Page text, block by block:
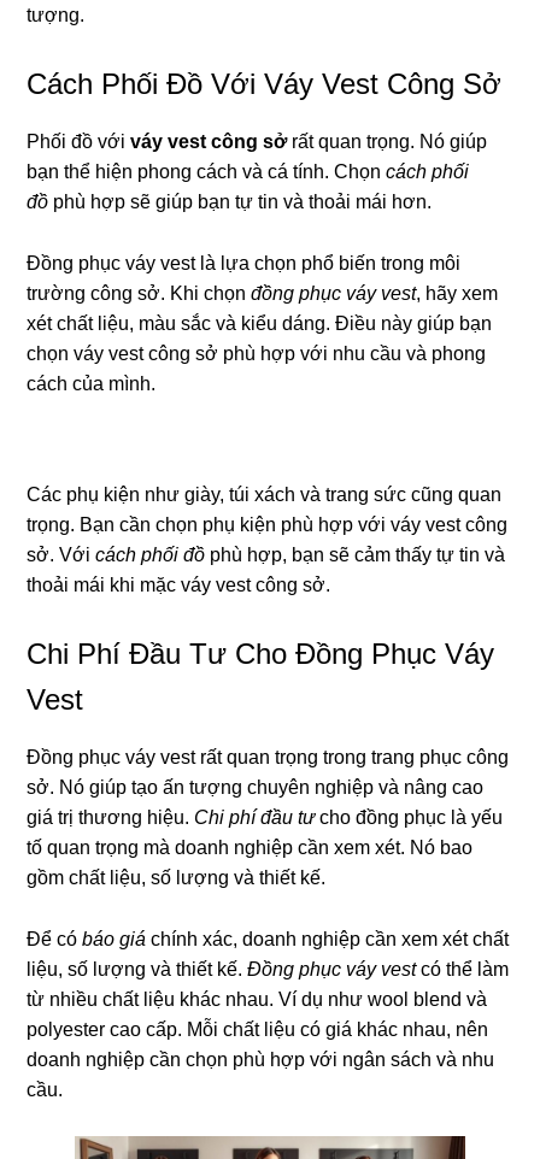
tượng.
Cách Phối Đồ Với Váy Vest Công Sở
Phối đồ vớiváy vest công sởrất quan trọng. Nó giúp
bạn thể hiện phong cách và cá tính. Chọncách phối
đồ phù hợp sẽ giúp bạn tự tin và thoải mái hơn.
Đồng phục váy vest là lựa chọn phổ biến trong môi
trường công sở. Khi chọnđồng phục váy vest, hãy xem
xét chất liệu, màu sắc và kiểu dáng. Điều này giúp bạn
chọn váy vest công sở phù hợp với nhu cầu và phong
cách của mình.
Các phụ kiện như giày, túi xách và trang sức cũng quan
trọng. Bạn cần chọn phụ kiện phù hợp với váy vest công
sở. Vớicách phối đồ phù hợp, bạn sẽ cảm thấy tự tin và
thoải mái khi mặc váy vest công sở.
Chi Phí Đầu Tư Cho Đồng Phục Váy
Vest
Đồng phục váy vest rất quan trọng trong trang phục công
sở. Nó giúp tạo ấn tượng chuyên nghiệp và nâng cao
giá trị thương hiệu. Chi phí đầu tưcho đồng phục là yếu
tố quan trọng mà doanh nghiệp cần xem xét. Nó bao
gồm chất liệu, số lượng và thiết kế.
Để cóbáo giá chính xác, doanh nghiệp cần xem xét chất
liệu, số lượng và thiết kế.Đồng phục váy vestcó thể làm
từ nhiều chất liệu khác nhau. Ví dụ như wool blend và
polyester cao cấp. Mỗi chất liệu có giá khác nhau, nên
doanh nghiệp cần chọn phù hợp với ngân sách và nhu
cầu.